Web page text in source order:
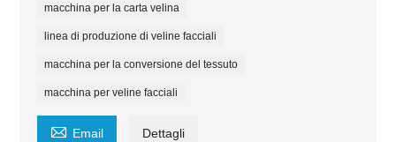
macchina per la carta velina
linea di produzione di veline facciali
macchina per la conversione del tessuto
macchina per veline facciali
 Email Dettagli